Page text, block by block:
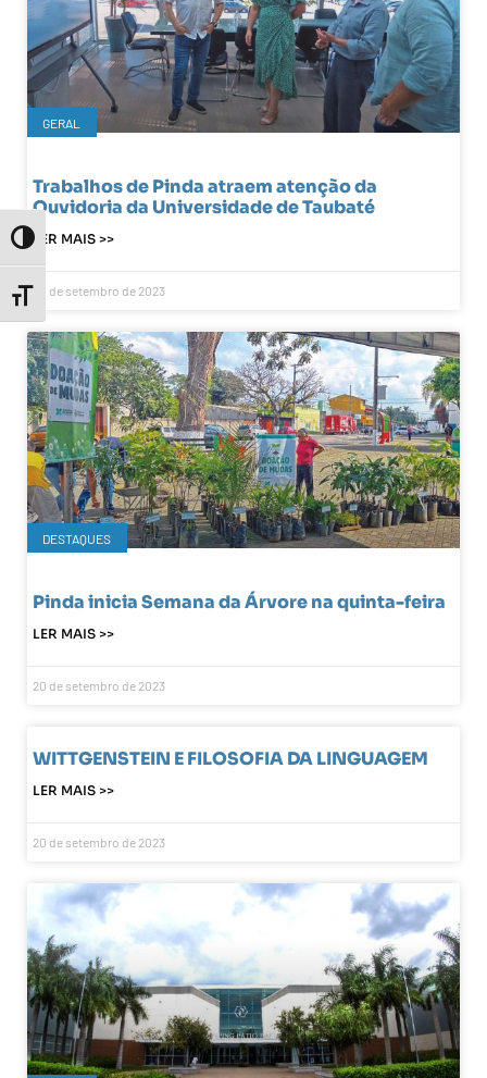
Toggle High Contrast
Toggle Font size
GERAL
Trabalhos de Pinda atraem atenção da
Ouvidoria da Universidade de Taubaté
LER MAIS >>
20 de setembro de 2023
DESTAQUES
Pinda inicia Semana da Árvore na quinta-feira
LER MAIS >>
20 de setembro de 2023
WITTGENSTEIN E FILOSOFIA DA LINGUAGEM
LER MAIS >>
20 de setembro de 2023